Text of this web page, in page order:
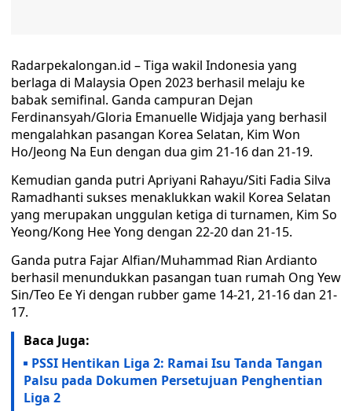
Radarpekalongan.id – Tiga wakil Indonesia yang
berlaga di Malaysia Open 2023 berhasil melaju ke
babak semifinal. Ganda campuran Dejan
Ferdinansyah/Gloria Emanuelle Widjaja yang berhasil
mengalahkan pasangan Korea Selatan, Kim Won
Ho/Jeong Na Eun dengan dua gim 21-16 dan 21-19.
Kemudian ganda putri Apriyani Rahayu/Siti Fadia Silva
Ramadhanti sukses menaklukkan wakil Korea Selatan
yang merupakan unggulan ketiga di turnamen, Kim So
Yeong/Kong Hee Yong dengan 22-20 dan 21-15.
Ganda putra Fajar Alfian/Muhammad Rian Ardianto
berhasil menundukkan pasangan tuan rumah Ong Yew
Sin/Teo Ee Yi dengan rubber game 14-21, 21-16 dan 21-
17.
Baca Juga:
PSSI Hentikan Liga 2: Ramai Isu Tanda Tangan
Palsu pada Dokumen Persetujuan Penghentian
Liga 2